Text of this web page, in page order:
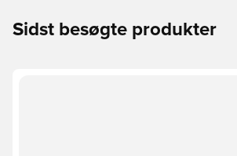
Sidst besøgte produkter